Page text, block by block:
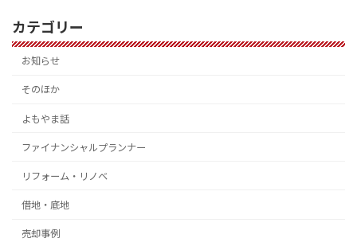
カテゴリー
お知らせ
そのほか
よもやま話
ファイナンシャルプランナー
リフォーム・リノベ
借地・底地
売却事例